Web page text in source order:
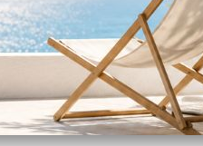
Française